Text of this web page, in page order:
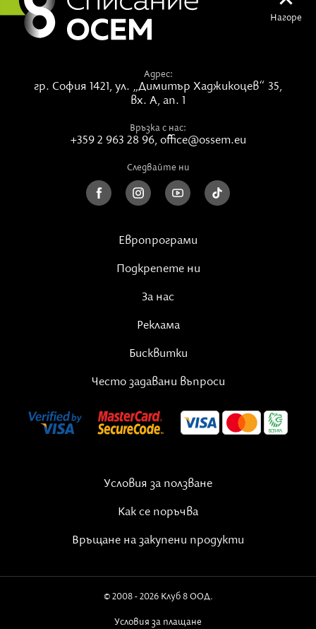
Нагоре
Адрес:
гр. София 1421, ул. „Димитър Хаджикоцев“ 35,
вх. А, ап. 1
Връзка с нас:
+359 2 963 28 96, office@ossem.eu
Следвайте ни
Европрограми
Подкрепете ни
За нас
Реклама
Бисквитки
Често задавани въпроси
Условия за ползване
Как се поръчва
Връщане на закупени продукти
© 2008 - 2026 Клуб 8 ООД.
Условия за плащане